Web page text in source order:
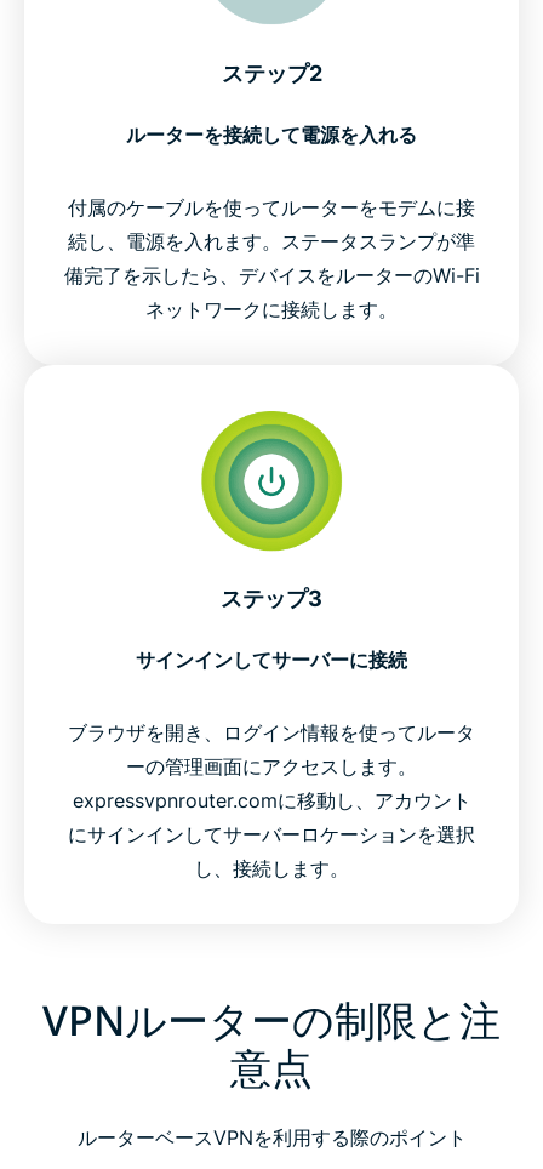
ステップ2
ルーターを接続して電源を入れる
付属のケーブルを使ってルーターをモデムに接
続し、電源を入れます。ステータスランプが準
備完了を示したら、デバイスをルーターのWi-Fi
ネットワークに接続します。
ステップ3
サインインしてサーバーに接続
ブラウザを開き、ログイン情報を使ってルータ
ーの管理画面にアクセスします。
expressvpnrouter.comに移動し、アカウント
にサインインしてサーバーロケーションを選択
し、接続します。
VPNルーターの制限と注
意点
ルーターベースVPNを利用する際のポイント